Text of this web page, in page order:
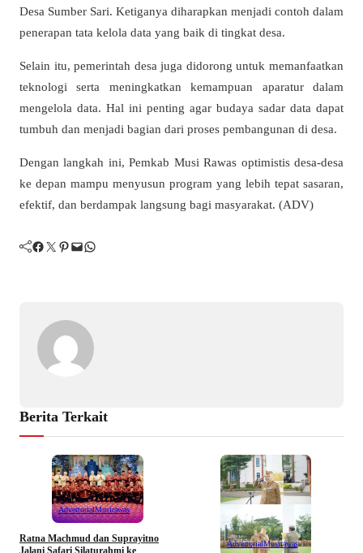
Desa Sumber Sari. Ketiganya diharapkan menjadi contoh dalam
penerapan tata kelola data yang baik di tingkat desa.
Selain itu, pemerintah desa juga didorong untuk memanfaatkan
teknologi serta meningkatkan kemampuan aparatur dalam
mengelola data. Hal ini penting agar budaya sadar data dapat
tumbuh dan menjadi bagian dari proses pembangunan di desa.
Dengan langkah ini, Pemkab Musi Rawas optimistis desa-desa
ke depan mampu menyusun program yang lebih tepat sasaran,
efektif, dan berdampak langsung bagi masyarakat. (ADV)
Facebook Twitter Pinterest Mail WhatsApp
Berita Terkait
AdvertorialMusirawas
Ratna Machmud dan Suprayitno
AdvertorialMusirawas